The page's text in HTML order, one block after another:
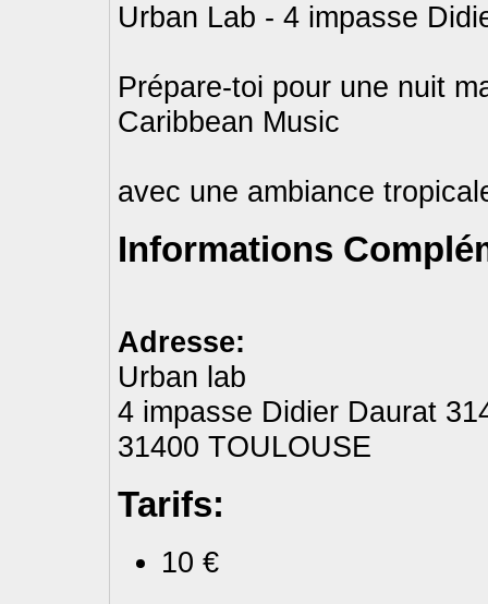
Urban Lab - 4 impasse
Prépare-toi pour une nuit
Caribbean Music
avec une ambiance
Informations
Adresse:
Urban lab
4 impasse Didier Daurat
31400 TOULOUSE
Tarifs:
10 €